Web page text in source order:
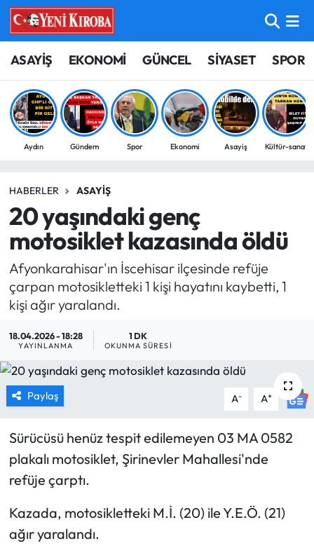
ASAYİŞ EKONOMİ GÜNCEL SİYASET SPOR
Aydın Gündem Spor Ekonomi Asayiş Kültür-sanat
HABERLER ASAYIŞ
20 yaşındaki genç
motosiklet kazasında öldü
Afyonkarahisar'ın İscehisar ilçesinde refüje
çarpan motosikletteki 1 kişi hayatını kaybetti, 1
kişi ağır yaralandı.
18.04.2026 - 18:28
YAYINLANMA
1 DK
OKUNMA SÜRESI
Paylaş A- A+
Sürücüsü henüz tespit edilemeyen 03 MA 0582
plakalı motosiklet, Şirinevler Mahallesi'nde
refüje çarptı.
Kazada, motosikletteki M.İ. (20) ile Y.E.Ö. (21)
ağır yaralandı.
ASAYİŞ
BİLİM-TEKNOLOJİ
ÇEVRE
EĞİTİM
EKONOMİ
GÜNCEL
GÜNDEM
MAGAZİN
SAĞLIK
SİYASET
SPOR
TARIM
TURİZM
Aydın Nöbetçi Eczaneler
Aydın Hava Durumu
Aydin Namaz Vakitleri
Süper Lig Puan Durumu ve Fikstür
Tüm Manşetler
Son Dakika Haberleri
Haber Arşivi